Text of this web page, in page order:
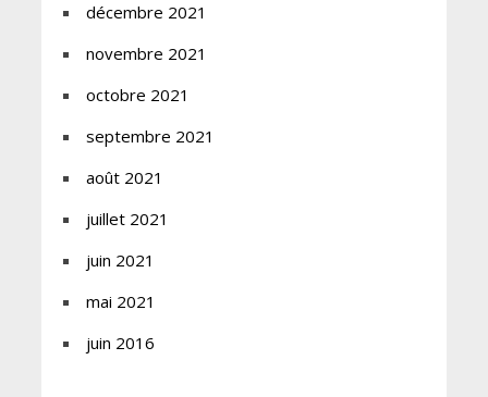
décembre 2021
novembre 2021
octobre 2021
septembre 2021
août 2021
juillet 2021
juin 2021
mai 2021
juin 2016